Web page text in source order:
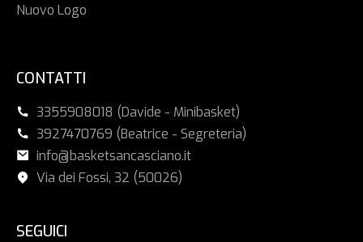
Nuovo Logo
CONTATTI
3355908018 (Davide - Minibasket)
3927470769 (Beatrice - Segreteria)
info@basketsancasciano.it
Via dei Fossi, 32 (50026)
SEGUICI